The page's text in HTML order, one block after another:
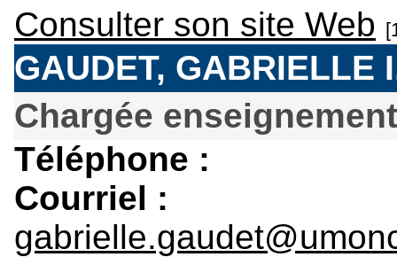
Consulter son site Web
GAUDET, GABRIELLE
Chargée
Téléphone :
Courriel :